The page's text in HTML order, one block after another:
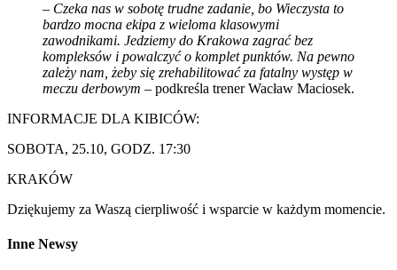
– Czeka nas w sobotę trudne zadanie, bo Wieczysta to
bardzo mocna ekipa z wieloma klasowymi
zawodnikami. Jedziemy do Krakowa zagrać bez
kompleksów i powalczyć o komplet punktów. Na pewno
zależy nam, żeby się zrehabilitować za fatalny występ w
meczu derbowym – podkreśla trener Wacław Maciosek.
INFORMACJE DLA KIBICÓW:
SOBOTA, 25.10, GODZ. 17:30
KRAKÓW
Dziękujemy za Waszą cierpliwość i wsparcie w każdym momencie.
Inne Newsy